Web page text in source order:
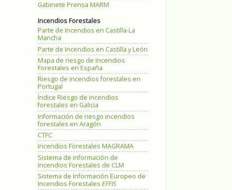
Gabinete Prensa MARM
Incendios Forestales
Parte de Incendios en Castilla-La
Mancha
Parte de Incendios en Castilla y León
Mapa de riesgo de Incendios
Forestales en España
Riesgo de incendios forestales en
Portugal
Índice Riesgo de incendios
forestales en Galicia
Información de riesgo incendios
forestales en Aragón
CTFC
Incendios Forestales MAGRAMA
Sistema de información de
Incendios Forestales de CLM
Sistema de Información Europeo de
Incendios Forestales EFFIS